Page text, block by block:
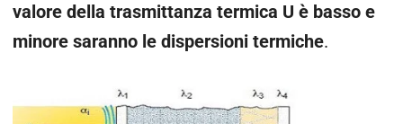
valore della trasmittanza termica U è basso e
minore saranno le dispersioni termiche.